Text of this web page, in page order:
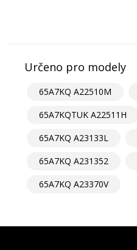
Určeno pro modely
65A7KQ A22510M
65A7KQTUK A22511H
65A7KQ A23133L
65A7KQ A231352
65A7KQ A23370V